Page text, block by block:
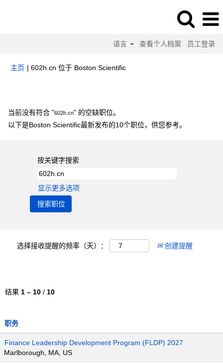
语言 查看个人档案 员工登录
主页 | 602h.cn 位于 Boston Scientific（当
当前没有符合 "602h.cn" 的空缺职位。
以下是Boston Scientific最新发布的10个职位，供您参考。
按关键字搜索
显示更多选项
选择接收提醒的频率（天）： 创建提醒
结果 1 – 10 / 10
职务
Finance Leadership Development Program (FLDP) 2027
Marlborough, MA, US